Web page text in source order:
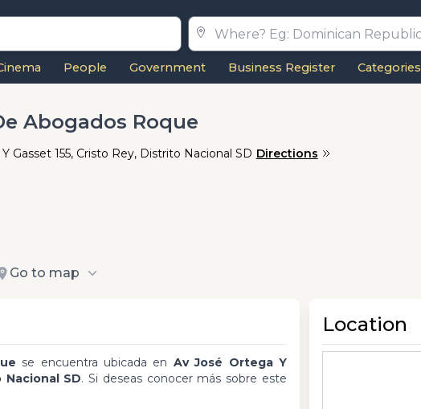
People Government Business Register Categories
Abogados Roque
Gasset 155, Cristo Rey, Distrito Nacional SD Directions
Go to map
se encuentra ubicada en Av José Ortega Y
Nacional SD. Si deseas conocer más sobre este
Location